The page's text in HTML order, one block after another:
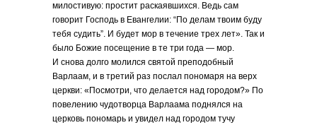
милостивую: простит раскаявшихся. Ведь сам
говорит Господь в Евангелии: “По делам твоим буду
тебя судить”. И будет мор в течение трех лет». Так и
было Божие посещение в те три года — мор.
И снова долго молился святой преподобный
Варлаам, и в третий раз послал пономаря на верх
церкви: «Посмотри, что делается над городом?» По
повелению чудотворца Варлаама поднялся на
церковь пономарь и увидел над городом тучу